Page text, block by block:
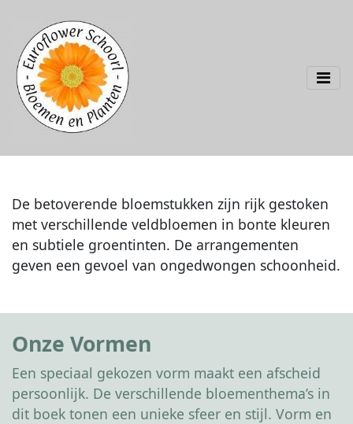
De betoverende bloemstukken zijn rijk gestoken
met verschillende veldbloemen in bonte kleuren
en subtiele groentinten. De arrangementen
geven een gevoel van ongedwongen schoonheid.
Onze Vormen
Een speciaal gekozen vorm maakt een afscheid
persoonlijk. De verschillende bloementhema’s in
dit boek tonen een unieke sfeer en stijl. Vorm en